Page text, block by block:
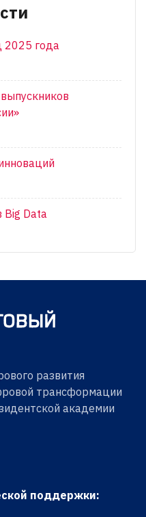
2025 года
Big Data
развития
трансформации
академии
поддержки: